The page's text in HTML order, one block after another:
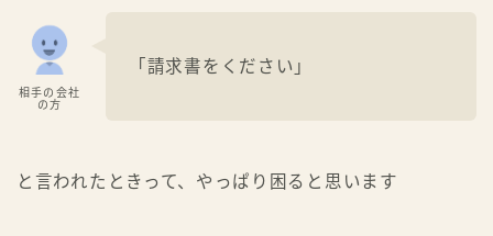
YouTubeで学ぶ
相手の会社
の方
「請求書をください」
と言われたときって、やっぱり困ると思います